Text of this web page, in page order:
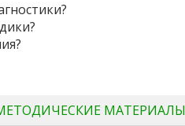
МАТЕРИАЛЫ